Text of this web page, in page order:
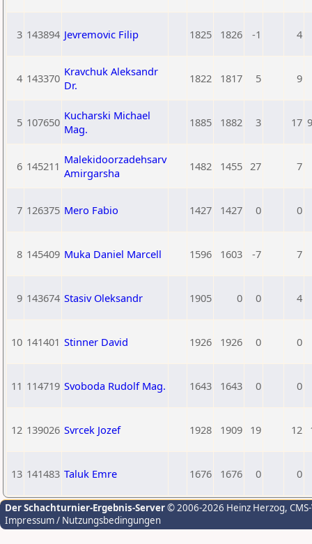
3 143894 Jevremovic Filip 1825 1826 -1 4
4 143370 Kravchuk Aleksandr
Dr.
1822 1817 5 9
5 107650 Kucharski Michael
Mag.
1885 1882 3 17
6 145211 Malekidoorzadehsarv
Amirgarsha
1482 1455 27 7
7 126375 Mero Fabio 1427 1427 0 0
8 145409 Muka Daniel Marcell 1596 1603 -7 7
9 143674 Stasiv Oleksandr 1905 0 0 4
10 141401 Stinner David 1926 1926 0 0
11 114719 Svoboda Rudolf Mag. 1643 1643 0 0
12 139026 Svrcek Jozef 1928 1909 19 12
13 141483 Taluk Emre 1676 1676 0 0
Der Schachturnier-Ergebnis-Server© 2006-2026 Heinz Herzog,
Impressum / Nutzungsbedingungen